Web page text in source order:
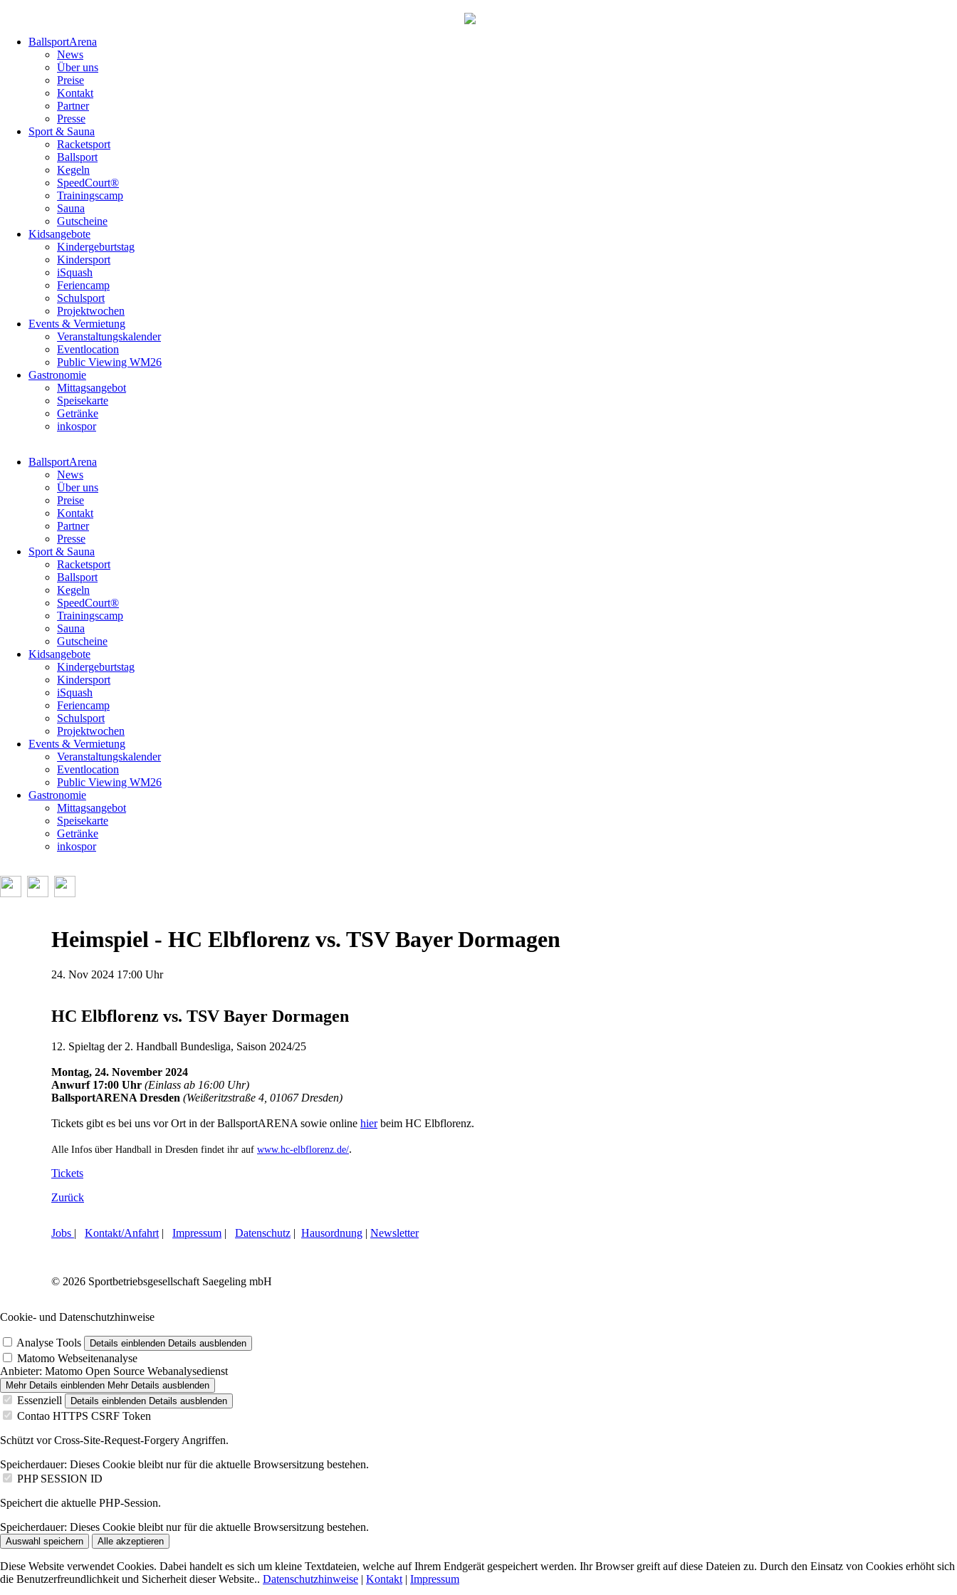
überspringenBallsportArena
News
Über uns
Preise
Kontakt
Partner
Presse
Sport & Sauna
Racketsport
Ballsport
Kegeln
SpeedCourt®
Trainingscamp
Sauna
Gutscheine
Kidsangebote
Kindergeburtstag
Kindersport
iSquash
Feriencamp
Schulsport
Projektwochen
Events & Vermietung
Veranstaltungskalender
Eventlocation
Public Viewing WM26
Gastronomie
Mittagsangebot
Speisekarte
Getränke
inkospor
überspringenBallsportArena
News
Über uns
Preise
Kontakt
Partner
Presse
Sport & Sauna
Racketsport
Ballsport
Kegeln
SpeedCourt®
Trainingscamp
Sauna
Gutscheine
Kidsangebote
Kindergeburtstag
Kindersport
iSquash
Feriencamp
Schulsport
Projektwochen
Events & Vermietung
Veranstaltungskalender
Eventlocation
Public Viewing WM26
Gastronomie
Mittagsangebot
Speisekarte
Getränke
inkospor
Heimspiel - HC Elbflorenz vs. TSV Bayer Dormagen
24. Nov 2024 17:00 Uhr
HC Elbflorenz vs. TSV Bayer Dormagen
12. Spieltag der 2. Handball Bundesliga, Saison 2024/25
Montag, 24. November 2024
Anwurf 17:00 Uhr (Einlass ab 16:00 Uhr)
BallsportARENA Dresden (Weißeritzstraße 4, 01067 Dresden)
Tickets gibt es bei uns vor Ort in der BallsportARENA sowie online hierbeim HC Elbflorenz.
Alle Infos über Handball in Dresden findet ihr auf www.hc-elbflorenz.de/.
Tickets
Zurück
Jobs | Kontakt/Anfahrt | Impressum | Datenschutz | Hausordnung | Newsletter
© 2026 Sportbetriebsgesellschaft Saegeling mbH
Cookie- und Datenschutzhinweise
Analyse Tools Details einblenden Details ausblenden
Matomo Webseitenanalyse
Anbieter: Matomo Open Source Webanalysedienst
Mehr Details einblenden Mehr Details ausblenden
Essenziell Details einblenden Details ausblenden
Contao HTTPS CSRF Token
Schützt vor Cross-Site-Request-Forgery Angriffen.
Speicherdauer: Dieses Cookie bleibt nur für die aktuelle Browsersitzung bestehen.
PHP SESSION ID
Speichert die aktuelle PHP-Session.
Speicherdauer: Dieses Cookie bleibt nur für die aktuelle Browsersitzung bestehen.
Auswahl speichern Alle akzeptieren
Diese Website verwendet Cookies. Dabei handelt es sich um kleine Textdateien, welche auf Ihrem Endgerät gespeichert werden. Ihr Browser greift auf diese Dateien zu. Durch den Einsatz von Cookies erhöht sich
die Benutzerfreundlichkeit und Sicherheit dieser Website.. Datenschutzhinweise | Kontakt | Impressum